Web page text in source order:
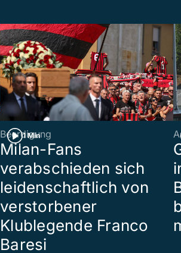
1 Min
Beerdigung
Milan-Fans
verabschieden sich
leidenschaftlich von
verstorbener
Klublegende Franco
Baresi